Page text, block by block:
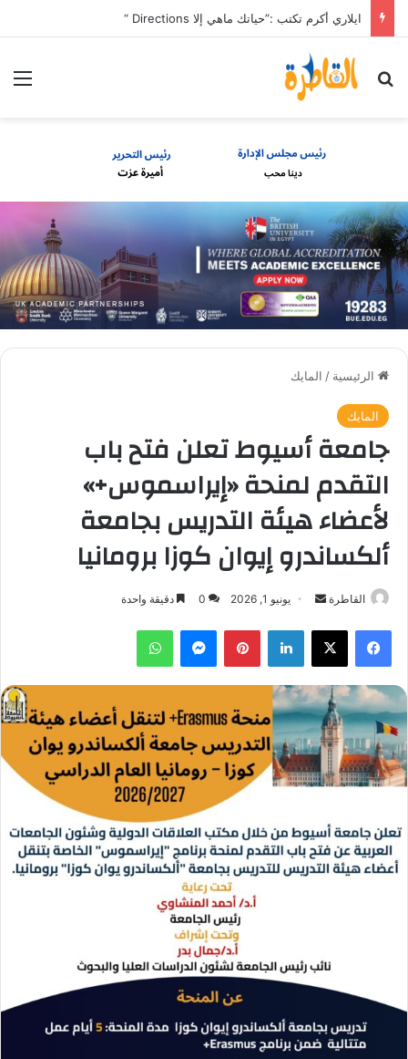
ايلاري أكرم تكتب :”حياتك ماهي إلا Directions “
بحث عن
الرئيسية / المايك
المايك
جامعة أسيوط تعلن فتح باب
التقدم لمنحة «إيراسموس+»
لأعضاء هيئة التدريس بجامعة
ألكساندرو إيوان كوزا برومانيا
القاطرة
أرسل
إلكترونيا
يونيو 1, 2026 0 دقيقة واحدة
فيسبوك ‫X لينكدإن بينتيريستماسنجر واتساب